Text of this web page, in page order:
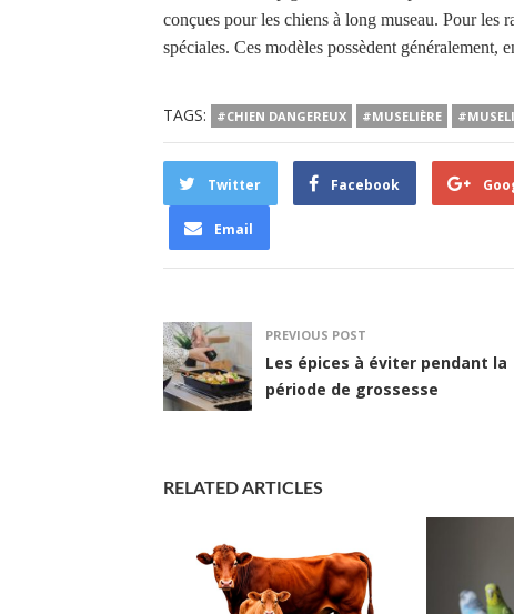
conçues pour les chiens à long museau. Pour les
spéciales. Ces modèles possèdent généralement,
TAGS: #CHIEN DANGEREUX #MUSELIÈRE
Twitter Facebook
Email
PREVIOUS POST
Les épices à éviter pendant la
période de grossesse
RELATED ARTICLES